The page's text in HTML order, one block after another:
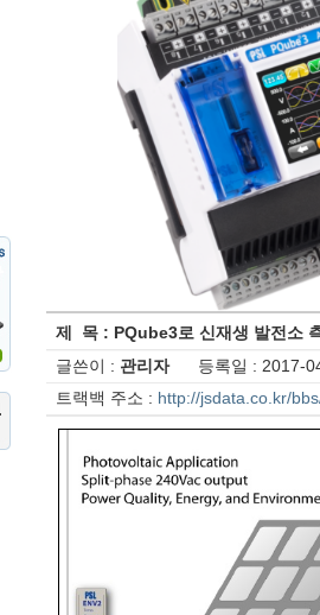
제 목 : PQube3로 신재생 발전소
글쓴이 : 관리자등록일 : 2017-
트랙백 주소 : http://jsdata.co.kr/